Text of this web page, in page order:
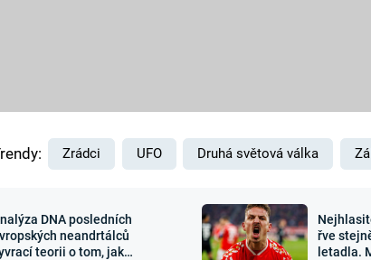
MARS
Výročí
Záhady a
Zrádci UFO Druhá světová válka
DNA posledních
neandrtálců
teorii o tom, jak
řve
letadla.